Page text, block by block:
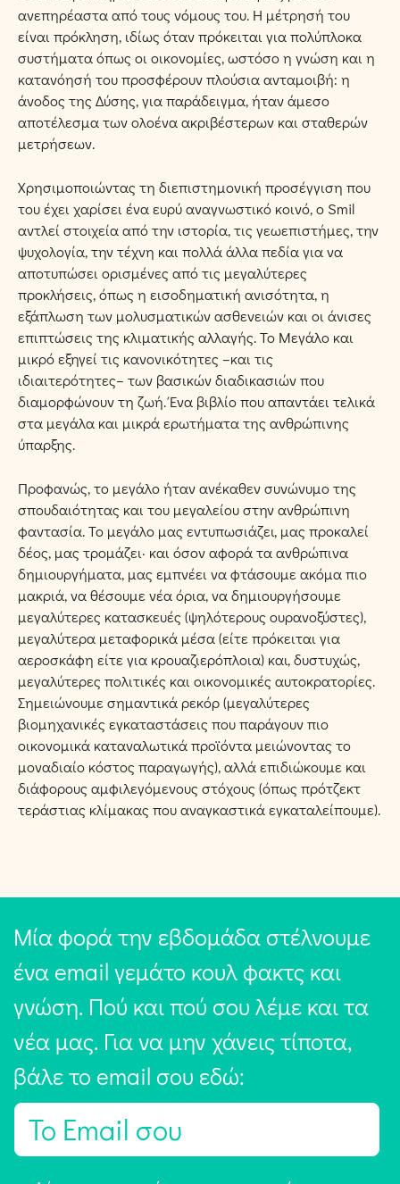
ανεπηρέαστα από τους νόμους του. Η μέτρησή του
είναι πρόκληση, ιδίως όταν πρόκειται για πολύπλοκα
συστήματα όπως οι οικονομίες, ωστόσο η γνώση και η
κατανόησή του προσφέρουν πλούσια ανταμοιβή: η
άνοδος της Δύσης, για παράδειγμα, ήταν άμεσο
αποτέλεσμα των ολοένα ακριβέστερων και σταθερών
μετρήσεων.
Χρησιμοποιώντας τη διεπιστημονική προσέγγιση που
του έχει χαρίσει ένα ευρύ αναγνωστικό κοινό, ο Smil
αντλεί στοιχεία από την ιστορία, τις γεωεπιστήμες, την
ψυχολογία, την τέχνη και πολλά άλλα πεδία για να
αποτυπώσει ορισμένες από τις μεγαλύτερες
προκλήσεις, όπως η εισοδηματική ανισότητα, η
εξάπλωση των μολυσματικών ασθενειών και οι άνισες
επιπτώσεις της κλιματικής αλλαγής. Το Μεγάλο και
μικρό εξηγεί τις κανονικότητες –και τις
ιδιαιτερότητες– των βασικών διαδικασιών που
διαμορφώνουν τη ζωή. Ένα βιβλίο που απαντάει τελικά
στα μεγάλα και μικρά ερωτήματα της ανθρώπινης
ύπαρξης.
Προφανώς, το μεγάλο ήταν ανέκαθεν συνώνυμο της
σπουδαιότητας και του μεγαλείου στην ανθρώπινη
φαντασία. Το μεγάλο μας εντυπωσιάζει, μας προκαλεί
δέος, μας τρομάζει· και όσον αφορά τα ανθρώπινα
δημιουργήματα, μας εμπνέει να φτάσουμε ακόμα πιο
μακριά, να θέσουμε νέα όρια, να δημιουργήσουμε
μεγαλύτερες κατασκευές (ψηλότερους ουρανοξύστες),
μεγαλύτερα μεταφορικά μέσα (είτε πρόκειται για
αεροσκάφη είτε για κρουαζιερόπλοια) και, δυστυχώς,
μεγαλύτερες πολιτικές και οικονομικές αυτοκρατορίες.
Σημειώνουμε σημαντικά ρεκόρ (μεγαλύτερες
βιομηχανικές εγκαταστάσεις που παράγουν πιο
οικονομικά καταναλωτικά προϊόντα μειώνοντας το
μοναδιαίο κόστος παραγωγής), αλλά επιδιώκουμε και
διάφορους αμφιλεγόμενους στόχους (όπως πρότζεκτ
τεράστιας κλίμακας που αναγκαστικά εγκαταλείπουμε).
Μία φορά την εβδομάδα στέλνουμε
ένα email γεμάτο κουλ φακτς και
γνώση. Πού και πού σου λέμε και τα
νέα μας. Για να μην χάνεις τίποτα,
βάλε το email σου εδώ:
E